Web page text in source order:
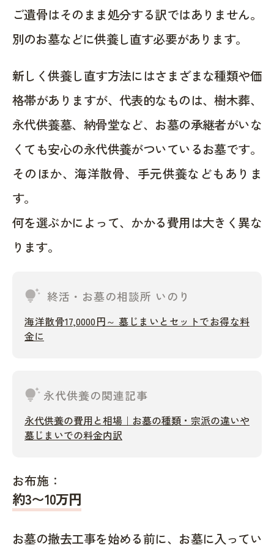
ご遺骨はそのまま処分する訳ではありません。
別のお墓などに供養し直す必要があります。
新しく供養し直す方法にはさまざまな種類や価
格帯がありますが、代表的なものは、樹木葬、
永代供養墓、納骨堂など、お墓の承継者がいな
くても安心の永代供養がついているお墓です。
そのほか、海洋散骨、手元供養などもありま
す。
何を選ぶかによって、かかる費用は大きく異な
ります。
tips_and_updates 終活・お墓の相談所 いのり
海洋散骨17,0000円～ 墓じまいとセットでお得な料
金に
tips_and_updates 永代供養の関連記事
永代供養の費用と相場｜お墓の種類・宗派の違いや
墓じまいでの料金内訳
お布施：
約3〜10万円
お墓の撤去工事を始める前に、お墓に入ってい